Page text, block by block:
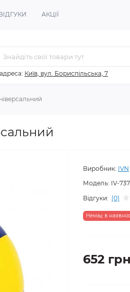
АКЦІЇ
Київ, вул. Бориспільська, 7
Виробник: IVN
Модель: IV-
Відгуки: (0)
Немає в
652 грн